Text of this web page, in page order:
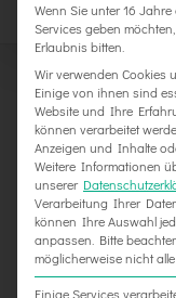
Corona-
Wenn Sie unter 16
Services geben
Erlaubnis bitten.
Wir verwenden Cookies
Einige von ihnen sind
Website und Ihre
können verarbeitet
Anzeigen und Inhalte
Weitere Informationen
unserer
Verarbeitung Ihrer
können Ihre Auswahl
anpassen. Bitte
möglicherweise nicht
Einige Services